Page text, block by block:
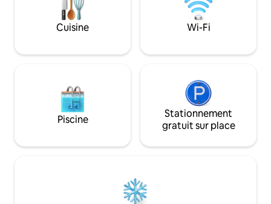
Cuisine Wi-Fi
Piscine
Stationnement
gratuit sur place